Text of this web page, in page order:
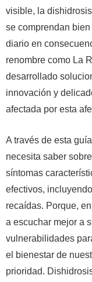
visible, la
se comprendan
diario en
renombre como La
desarrollado
innovación y
afectada por esta
A través de esta
necesita saber
síntomas
efectivos,
recaídas. Porque,
a escuchar mejor a
vulnerabilidades
el bienestar de
prioridad.